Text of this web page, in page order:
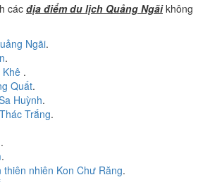
các địa điểm du lịch Quảng Ngãikhông
Ngãi.
.
Khê .
Quất.
Huỳnh.
Trắng.
.
.
thiên nhiên Kon Chư Răng.